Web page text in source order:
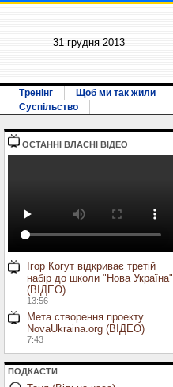
31 грудня 2013
Тренінг Щоб ми так жили
Суспільство
ОСТАННI ВЛАСНI ВIДЕО
Ігор Когут відкриває третій
набір до школи "Нова Україна"
(ВІДЕО)
13:56
Мета створення проекту
NovaUkraina.org (ВІДЕО)
7:43
ПОДКАСТИ